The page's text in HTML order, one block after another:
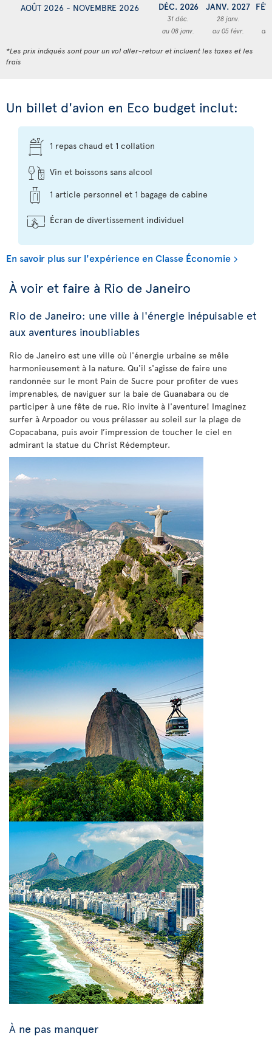
AOÛT 2026 - NOVEMBRE 2026 DÉC. 2026
31 déc.
au 08 janv.
JANV. 2027
28 janv.
au 05 févr.
au
*Les prix indiqués sont pour un vol aller-retour et incluent les taxes et les
frais
Un billet d'avion en Eco budget inclut:
1 repas chaud et 1 collation
Vin et boissons sans alcool
1 article personnel et 1 bagage de cabine
Écran de divertissement individuel
En savoir plus sur l'expérience en Classe Économie
À voir et faire à Rio de Janeiro
Rio de Janeiro: une ville à l'énergie inépuisable et
aux aventures inoubliables
Rio de Janeiro est une ville où l'énergie urbaine se mêle
harmonieusement à la nature. Qu'il s'agisse de faire une
randonnée sur le mont Pain de Sucre pour profiter de vues
imprenables, de naviguer sur la baie de Guanabara ou de
participer à une fête de rue, Rio invite à l'aventure! Imaginez
surfer à Arpoador ou vous prélasser au soleil sur la plage de
Copacabana, puis avoir l’impression de toucher le ciel en
admirant la statue du Christ Rédempteur.
À ne pas manquer